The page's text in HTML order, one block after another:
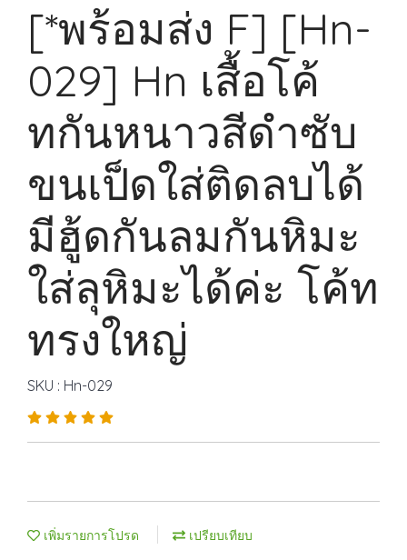
[*พร้อมส่ง F] [Hn-
029] Hn เสื้อโค้
ทกันหนาวสีดำซับ
ขนเป็ดใส่ติดลบได้
มีฮู้ดกันลมกันหิมะ
ใส่ลุหิมะได้ค่ะ โค้ท
ทรงใหญ่
SKU : Hn-029
เพิ่มรายการโปรด เปรียบเทียบ